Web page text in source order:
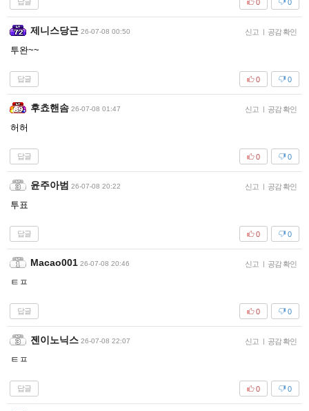
0
0
제니스당근 26-07-08 00:50 신고 | 공감 확인
투완~~
답글 0
0
후쵸핸솜 26-07-08 01:47 신고 | 공감 확인
허허
답글 0
0
윤주아범 26-07-08 20:22 신고 | 공감 확인
투표
답글 0
0
Macao001 26-07-08 20:46 신고 | 공감 확인
ㅌㅍ
답글 0
0
젠이노닉스 26-07-08 22:07 신고 | 공감 확인
ㅌㅍ
답글 0
0